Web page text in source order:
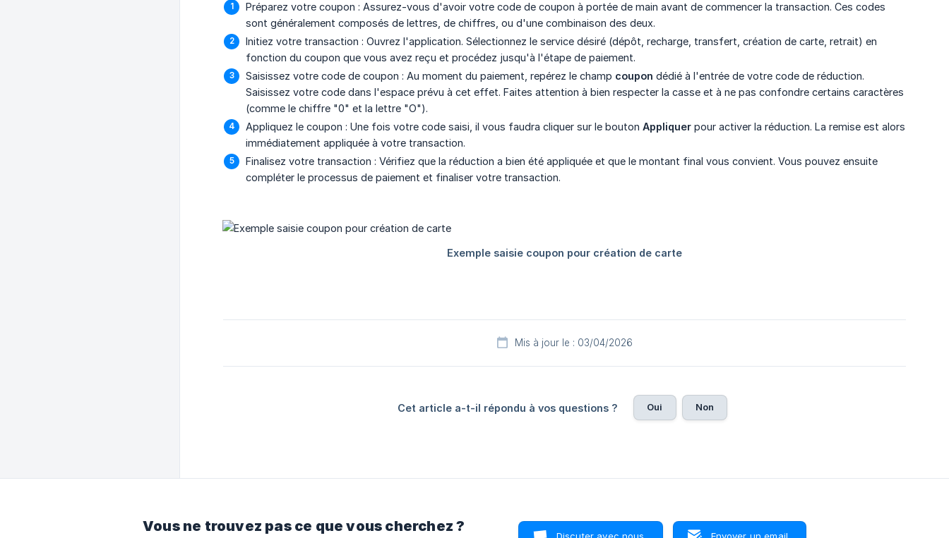
Préparez votre coupon : Assurez-vous d'avoir votre code de coupon à portée de main avant de commencer la transaction. Ces codes
sont généralement composés de lettres, de chiffres, ou d'une combinaison des deux.
Initiez votre transaction : Ouvrez l'application. Sélectionnez le service désiré (dépôt, recharge, transfert, création de carte, retrait) en
fonction du coupon que vous avez reçu et procédez jusqu'à l'étape de paiement.
Saisissez votre code de coupon : Au moment du paiement, repérez le champ coupon dédié à l'entrée de votre code de réduction.
Saisissez votre code dans l'espace prévu à cet effet. Faites attention à bien respecter la casse et à ne pas confondre certains caractères
(comme le chiffre "0" et la lettre "O").
Appliquez le coupon : Une fois votre code saisi, il vous faudra cliquer sur le bouton Appliquer pour activer la réduction. La remise est alors
immédiatement appliquée à votre transaction.
Finalisez votre transaction : Vérifiez que la réduction a bien été appliquée et que le montant final vous convient. Vous pouvez ensuite
compléter le processus de paiement et finaliser votre transaction.
Mis à jour le : 03/04/2026
Cet article a-t-il répondu à vos questions ? Oui Non
Vous ne trouvez pas ce que vous cherchez ?
Discuter avec nous Envoyer un email